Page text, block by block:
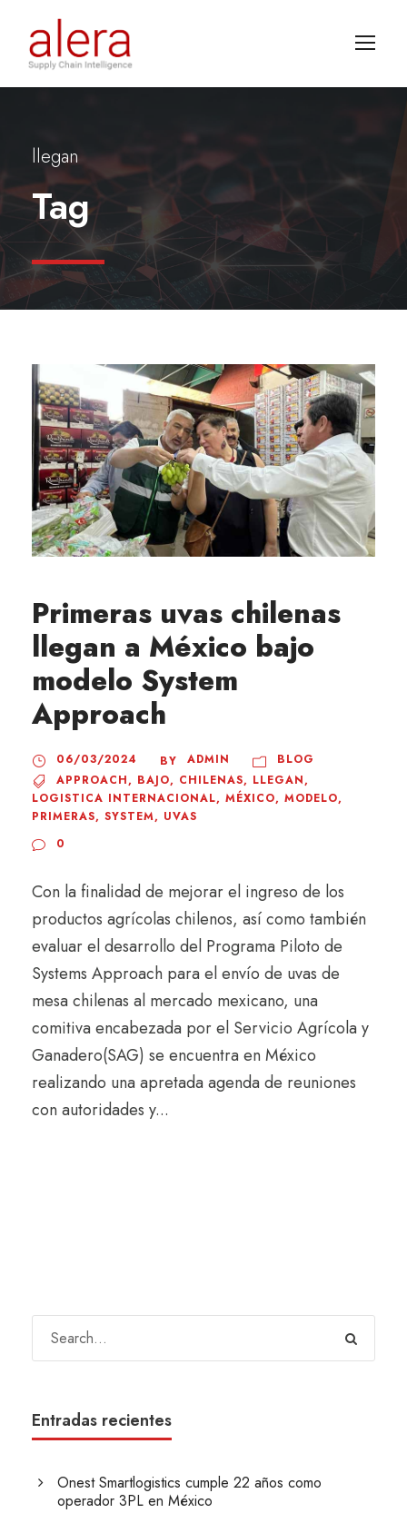
llegan
Tag
Primeras uvas chilenas
llegan a México bajo
modelo System
Approach
06/03/2024 BY ADMIN
BLOG
APPROACH, BAJO, CHILENAS, LLEGAN,
LOGISTICA INTERNACIONAL, MÉXICO, MODELO,
PRIMERAS, SYSTEM, UVAS
0
Con la finalidad de mejorar el ingreso de los
productos agrícolas chilenos, así como también
evaluar el desarrollo del Programa Piloto de
Systems Approach para el envío de uvas de
mesa chilenas al mercado mexicano, una
comitiva encabezada por el Servicio Agrícola y
Ganadero(SAG) se encuentra en México
realizando una apretada agenda de reuniones
con autoridades y...
Entradas recientes
Onest Smartlogistics cumple 22 años como
operador 3PL en México